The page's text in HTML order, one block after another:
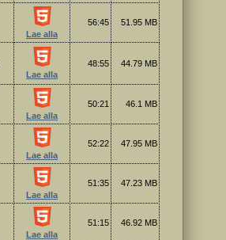
Lae alla
56:45 51.95 MB
Lae alla
48:55 44.79 MB
Lae alla
50:21 46.1 MB
Lae alla
52:22 47.95 MB
Lae alla
51:35 47.23 MB
Lae alla
51:15 46.92 MB